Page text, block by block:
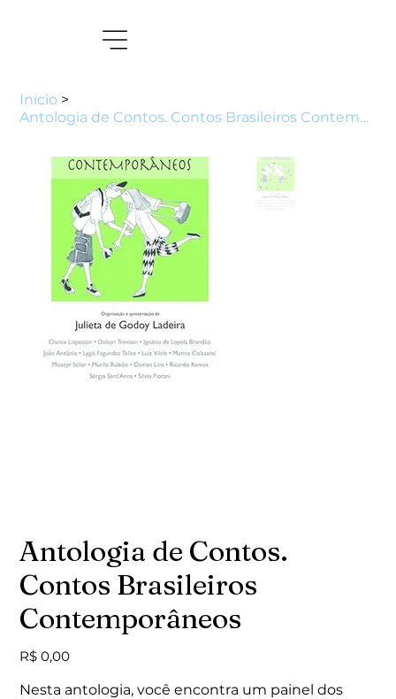
Inicio >
Antologia de Contos. Contos Brasileiros Contemporâneos
Antologia de Contos.
Contos Brasileiros
Contemporâneos
Preço
R$ 0,00
Nesta antologia, você encontra um painel dos